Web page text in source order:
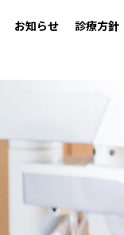
お知らせ 診療方針